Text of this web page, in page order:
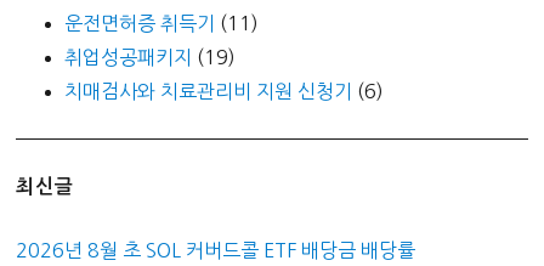
운전면허증 취득기
(11)
취업성공패키지
(19)
치매검사와 치료관리비 지원 신청기
(6)
최신글
2026년 8월 초 SOL 커버드콜 ETF 배당금 배당률